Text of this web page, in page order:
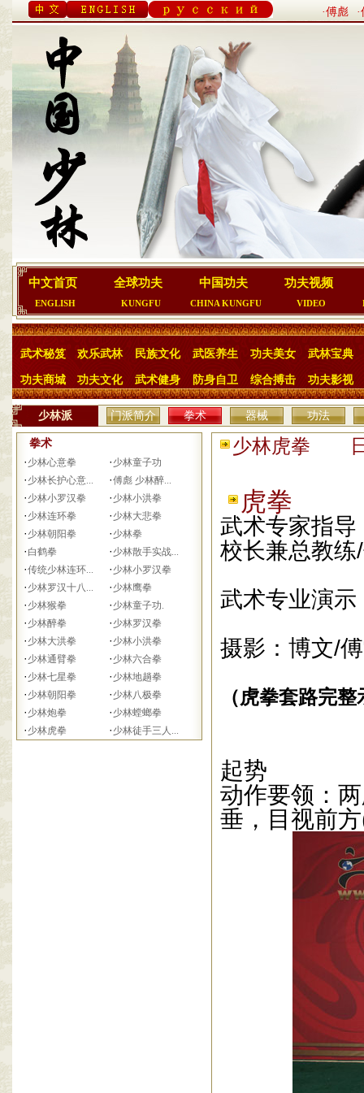
·傅彪
中文首页
ENGLISH
全球功夫
KUNGFU
中国功夫
CHINA KUNGFU
功夫视频
VIDEO
武术秘笈 欢乐武林 民族文化 武医养生 功夫美女 武林宝典
功夫商城 功夫文化 武术健身 防身自卫 综合搏击 功夫影视
少林派 门派简介 拳术 器械 功法
拳术
· 少林心意拳 · 少林童子功
· 少林长护心意... ·傅彪 少林醉...
· 少林小罗汉拳 · 少林小洪拳
· 少林连环拳 · 少林大悲拳
· 少林朝阳拳 · 少林拳
· 白鹤拳 · 少林散手实战...
·传统少林连环... · 少林小罗汉拳
· 少林罗汉十八... · 少林鹰拳
· 少林猴拳 · 少林童子功.
· 少林醉拳 · 少林罗汉拳
· 少林大洪拳 · 少林小洪拳
· 少林通臂拳 · 少林六合拳
· 少林七星拳 · 少林地趟拳
· 少林朝阳拳 · 少林八极拳
· 少林炮拳 · 少林螳螂拳
· 少林虎拳 · 少林徒手三人...
少林虎拳 日
虎拳
武术专家指
校长兼总教练
武术专业演
摄影：博文/
（虎拳套路完
起势
动作要领：
垂，目视前方